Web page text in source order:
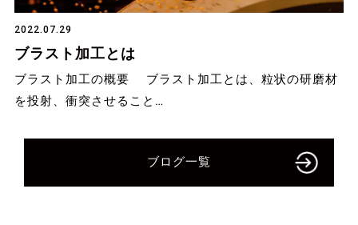
2022.07.29
ブラスト加工とは
ブラスト加工の概要 ブラスト加工とは、粒状の研磨材
を投射、衝突させること…
ブログ一覧